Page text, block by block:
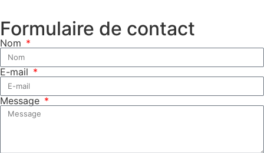
Formulaire de contact
Nom
E-mail
Message